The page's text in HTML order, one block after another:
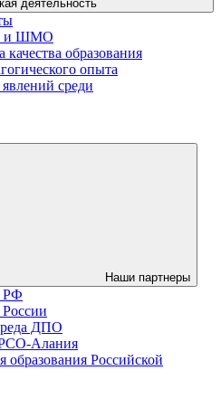
деятельность
и ШМО
образования
опыта
среди
Наши партнеры
РФ
ДПО
РСО-Алания
образования Российской